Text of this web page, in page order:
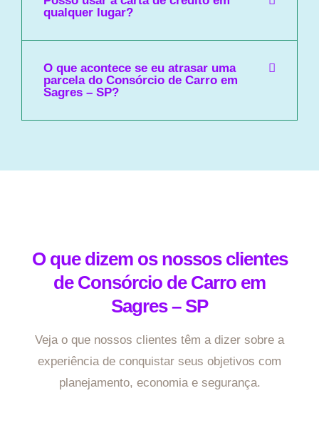
qualquer lugar?
O que acontece se eu atrasar uma
parcela do Consórcio de Carro em
Sagres – SP?
O que dizem os nossos clientes
de Consórcio de Carro em
Sagres – SP
Veja o que nossos clientes têm a dizer sobre a
experiência de conquistar seus objetivos com
planejamento, economia e segurança.